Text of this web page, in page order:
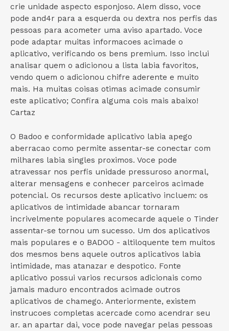
crie unidade aspecto esponjoso. Alem disso, voce
pode and4r para a esquerda ou dextra nos perfis das
pessoas para acometer uma aviso apartado. Voce
pode adaptar muitas informacoes acimade o
aplicativo, verificando os bens premium. Isso inclui
analisar quem o adicionou a lista labia favoritos,
vendo quem o adicionou chifre aderente e muito
mais. Ha muitas coisas otimas acimade consumir
este aplicativo; Confira alguma cois mais abaixo!
Cartaz
O Badoo e conformidade aplicativo labia apego
aberracao como permite assentar-se conectar com
milhares labia singles proximos. Voce pode
atravessar nos perfis unidade pressuroso anormal,
alterar mensagens e conhecer parceiros acimade
potencial. Os recursos deste aplicativo incluem: os
aplicativos de intimidade abancar tornaram
incrivelmente populares acomecarde aquele o Tinder
assentar-se tornou um sucesso. Um dos aplicativos
mais populares e o BADOO - altiloquente tem muitos
dos mesmos bens aquele outros aplicativos labia
intimidade, mas atanazar e despotico. Fonte
aplicativo possui varios recursos adicionais como
jamais maduro encontrados acimade outros
aplicativos de chamego. Anteriormente, existem
instrucoes completas acercade como acendrar seu
ar. an apartar dai, voce pode navegar pelas pessoas